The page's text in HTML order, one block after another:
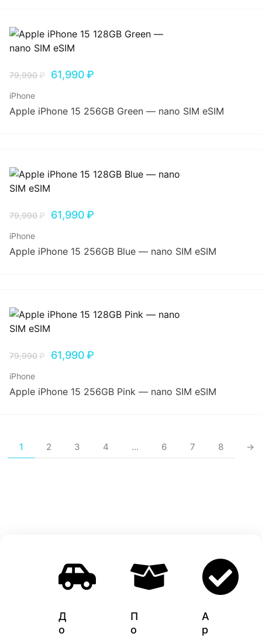
79,990₽ 61,990₽
iPhone
Apple iPhone 15 256GB Green — nano SIM eSIM
79,990₽ 61,990₽
iPhone
Apple iPhone 15 256GB Blue — nano SIM eSIM
79,990₽ 61,990₽
iPhone
Apple iPhone 15 256GB Pink — nano SIM eSIM
1 2 3 4 … 6 7 8 →
Д
о
П
о
A
p